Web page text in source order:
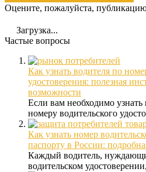
Оцените, пожалуйста,
Загрузка...
Частые вопросы
Как узнать водителя по
удостоверения: полезная
возможности
Если вам необходимо
номеру водительского
Как узнать номер
паспорту в России:
Каждый водитель,
водительском